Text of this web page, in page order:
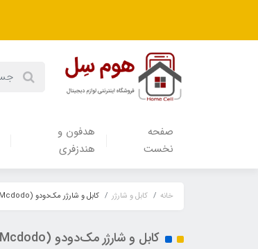
صفحه
نخست
هدفون‌ و‌
هندزفری
خانه کابل و شارژر کابل و شارژر مک‌دودو (Mcdodo)
کابل و شارژر مک‌دودو (Mcdodo)